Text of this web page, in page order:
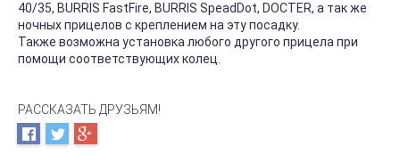
40/35, BURRIS FastFire, BURRIS SpeadDot, DOCTER, а так же
ночных прицелов с креплением на эту посадку.
Также возможна установка любого другого прицела при
помощи соответствующих колец.
РАССКАЗАТЬ ДРУЗЬЯМ!